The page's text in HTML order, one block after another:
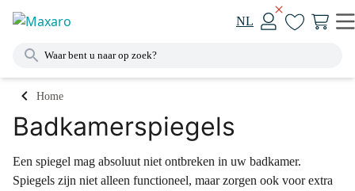
NL
Home
Badkamerspiegels
Een spiegel mag absoluut niet ontbreken in uw badkamer.
Spiegels zijn niet alleen functioneel, maar zorgen ook voor extra